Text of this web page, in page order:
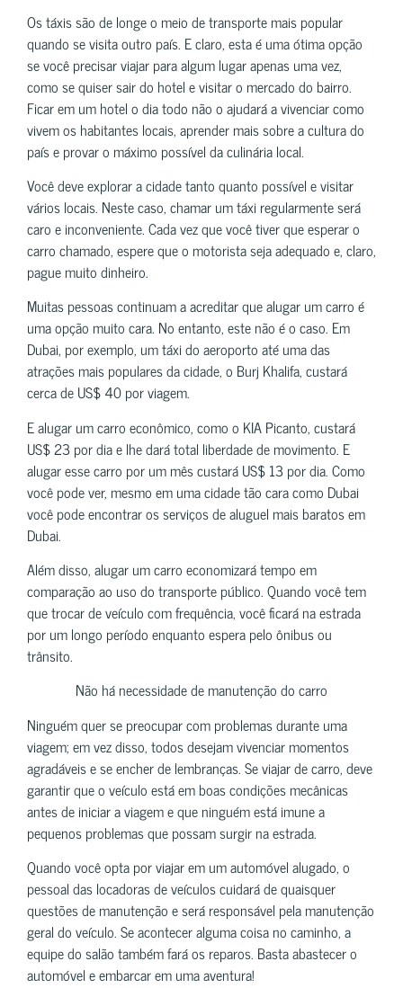
Os táxis são de longe o meio de transporte mais popular
quando se visita outro país. E claro, esta é uma ótima opção
se você precisar viajar para algum lugar apenas uma vez,
como se quiser sair do hotel e visitar o mercado do bairro.
Ficar em um hotel o dia todo não o ajudará a vivenciar como
vivem os habitantes locais, aprender mais sobre a cultura do
país e provar o máximo possível da culinária local.
Você deve explorar a cidade tanto quanto possível e visitar
vários locais. Neste caso, chamar um táxi regularmente será
caro e inconveniente. Cada vez que você tiver que esperar o
carro chamado, espere que o motorista seja adequado e, claro,
pague muito dinheiro.
Muitas pessoas continuam a acreditar que alugar um carro é
uma opção muito cara. No entanto, este não é o caso. Em
Dubai, por exemplo, um táxi do aeroporto até uma das
atrações mais populares da cidade, o Burj Khalifa, custará
cerca de US$ 40 por viagem.
E alugar um carro econômico, como o KIA Picanto, custará
US$ 23 por dia e lhe dará total liberdade de movimento. E
alugar esse carro por um mês custará US$ 13 por dia. Como
você pode ver, mesmo em uma cidade tão cara como Dubai
você pode encontrar os serviços de aluguel mais baratos em
Dubai.
Além disso, alugar um carro economizará tempo em
comparação ao uso do transporte público. Quando você tem
que trocar de veículo com frequência, você ficará na estrada
por um longo período enquanto espera pelo ônibus ou
trânsito.
Não há necessidade de manutenção do carro
Ninguém quer se preocupar com problemas durante uma
viagem; em vez disso, todos desejam vivenciar momentos
agradáveis ​​e se encher de lembranças. Se viajar de carro, deve
garantir que o veículo está em boas condições mecânicas
antes de iniciar a viagem e que ninguém está imune a
pequenos problemas que possam surgir na estrada.
Quando você opta por viajar em um automóvel alugado, o
pessoal das locadoras de veículos cuidará de quaisquer
questões de manutenção e será responsável pela manutenção
geral do veículo. Se acontecer alguma coisa no caminho, a
equipe do salão também fará os reparos. Basta abastecer o
automóvel e embarcar em uma aventura!